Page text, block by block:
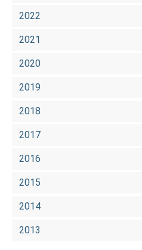
2022
2021
2020
2019
2018
2017
2016
2015
2014
2013